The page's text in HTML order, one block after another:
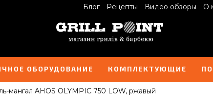
Блог Рецепты Видео обзоры О
ОБОРУДОВАНИЕ КОМПЛЕКТУЮЩИЕ
мангал AHOS OLYMPIC 750 LOW, ржавый